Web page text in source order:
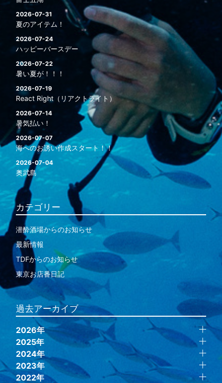
2026-07-31
夏のアイテム！
2026-07-24
ハッピーバースデー
2026-07-22
暑い夏が！！！
2026-07-19
React Right（リアクトライト）
2026-07-14
暑気払い！
2026-07-07
海へのお誘い作成スタート！！
2026-07-04
奥武島
カテゴリー
潜酔酒場からのお知らせ
最新情報
TDFからのお知らせ
東京お店番日記
過去アーカイブ
2026年
2025年
2024年
2023年
2022年